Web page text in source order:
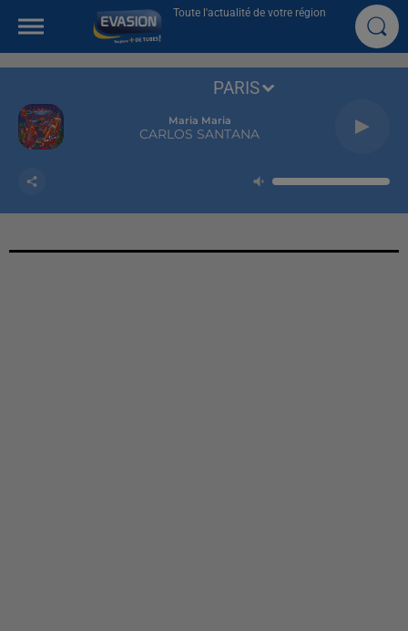
Toute l'actualité de votre région
Maria Maria
CARLOS SANTANA
PARIS